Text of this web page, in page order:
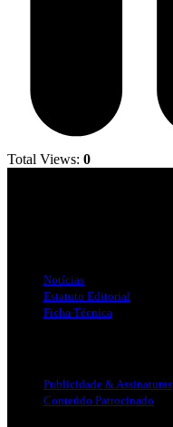
Total Views: 0
Notícias
Estatuto Editorial
Ficha Técnica
Publicidade & Assinaturas
Conteúdo Patrocinado